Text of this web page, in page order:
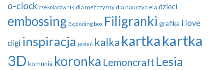
o-clock czekoladownik dla mężczyzny dla nauczyciela dzieci
embossing Exploding box Filigranki grafika I love
digi inspiracja jesień kalka kartka kartka
3D komunia koronka Lemoncraft Lesia